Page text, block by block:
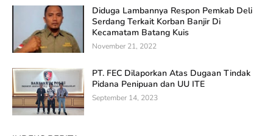
Diduga Lambannya Respon Pemkab Deli
Serdang Terkait Korban Banjir Di
Kecamatam Batang Kuis
November 21, 2022
PT. FEC Dilaporkan Atas Dugaan Tindak
Pidana Penipuan dan UU ITE
September 14, 2023